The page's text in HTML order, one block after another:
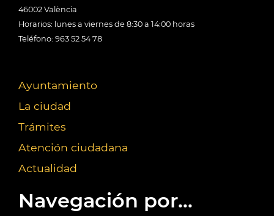
46002 València
Horarios: lunes a viernes de 8:30 a 14:00 horas
Teléfono: 963 52 54 78
Ayuntamiento
La ciudad
Trámites
Atención ciudadana
Actualidad
Navegación por...